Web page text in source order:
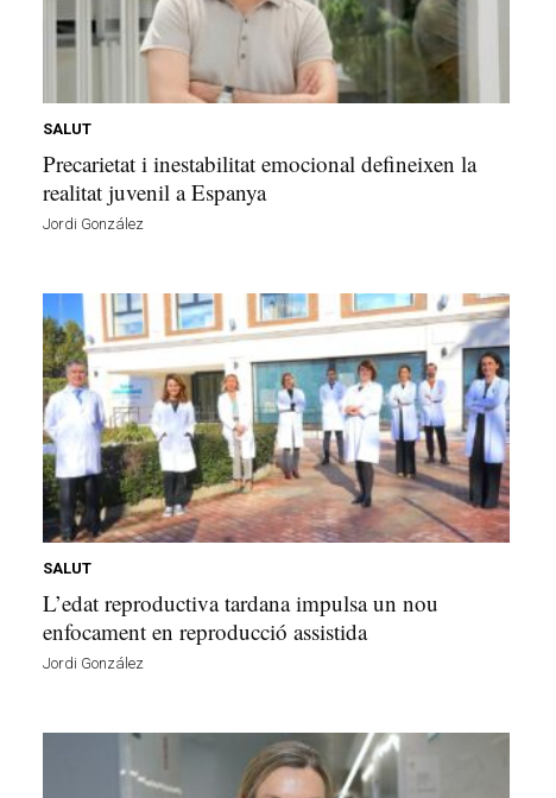
SALUT
Precarietat i inestabilitat emocional defineixen la
realitat juvenil a Espanya
Jordi González
SALUT
L’edat reproductiva tardana impulsa un nou
enfocament en reproducció assistida
Jordi González